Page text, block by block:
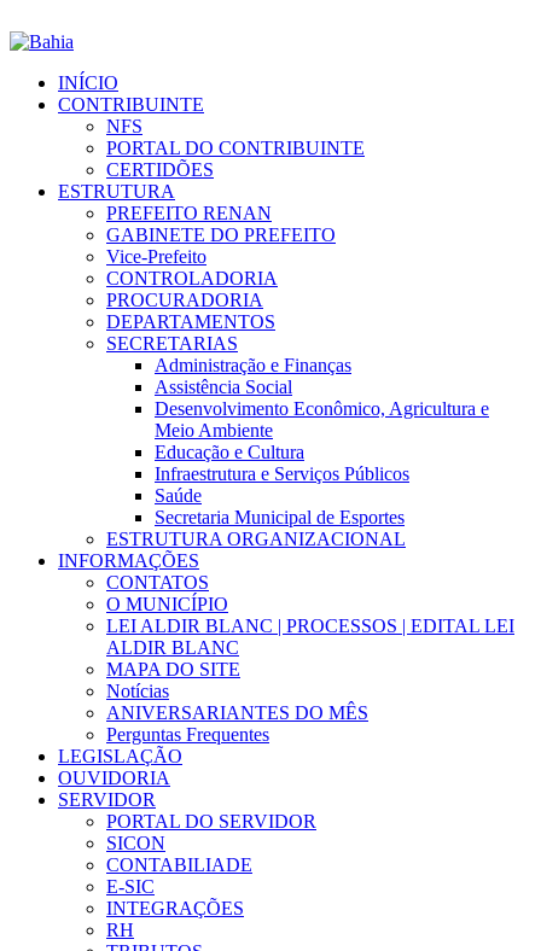
INÍCIO
CONTRIBUINTE
NFS
PORTAL DO CONTRIBUINTE
CERTIDÕES
ESTRUTURA
PREFEITO RENAN
GABINETE DO PREFEITO
Vice-Prefeito
CONTROLADORIA
PROCURADORIA
DEPARTAMENTOS
SECRETARIAS
Administração e Finanças
Assistência Social
Desenvolvimento Econômico, Agricultura e
Meio Ambiente
Educação e Cultura
Infraestrutura e Serviços Públicos
Saúde
Secretaria Municipal de Esportes
ESTRUTURA ORGANIZACIONAL
INFORMAÇÕES
CONTATOS
O MUNICÍPIO
LEI ALDIR BLANC | PROCESSOS | EDITAL LEI
ALDIR BLANC
MAPA DO SITE
Notícias
ANIVERSARIANTES DO MÊS
Perguntas Frequentes
LEGISLAÇÃO
OUVIDORIA
SERVIDOR
PORTAL DO SERVIDOR
SICON
CONTABILIADE
E-SIC
INTEGRAÇÕES
RH